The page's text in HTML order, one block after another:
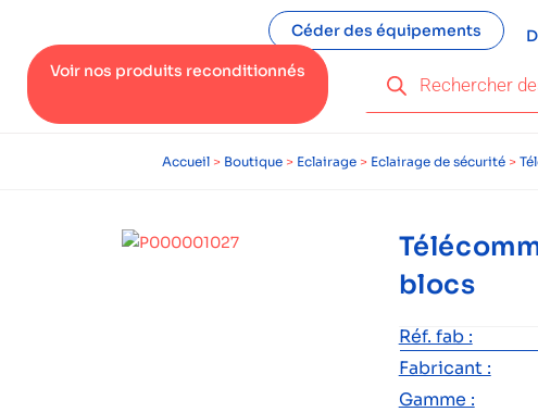
Céder des équipements
Voir nos produits reconditionnés
Accueil > Boutique > Eclairage > Eclairage de sécurité >
blocs
Réf. fab :
Fabricant :
Gamme :